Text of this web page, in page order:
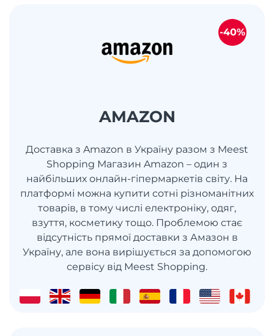
AMAZON
Доставка з Amazon в Україну разом з Meest
Shopping Магазин Amazon – один з
найбільших онлайн-гіпермаркетів світу. На
платформі можна купити сотні різноманітних
товарів, в тому числі електроніку, одяг,
взуття, косметику тощо. Проблемою стає
відсутність прямої доставки з Амазон в
Україну, але вона вирішується за допомогою
сервісу від Meest Shopping.
-40%